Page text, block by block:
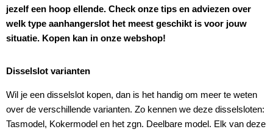
jezelf een hoop ellende. Check onze tips en adviezen over
welk type aanhangerslot het meest geschikt is voor jouw
situatie. Kopen kan in onze webshop!
Disselslot varianten
Wil je een disselslot kopen, dan is het handig om meer te weten
over de verschillende varianten. Zo kennen we deze disselsloten:
Tasmodel, Kokermodel en het zgn. Deelbare model. Elk van deze